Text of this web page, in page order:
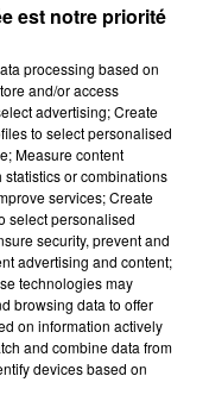
de l'ordre, avec
94 pochons
espèce ainsi que
vendeurs et
interpellés.
est notre priorité
processing based on
and/or access
advertising; Create
to select personalised
Measure content
or combinations
services; Create
select personalised
security, prevent and
advertising and content;
technologies may
browsing data to offer
on information actively
and combine data from
devices based on